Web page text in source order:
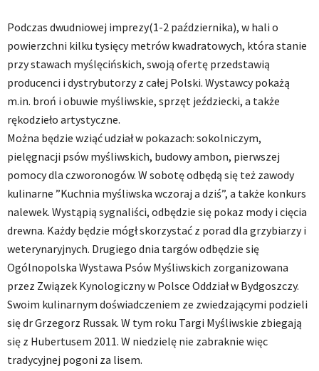
Podczas dwudniowej imprezy(1-2 października), w hali o
powierzchni kilku tysięcy metrów kwadratowych, która stanie
przy stawach myślęcińskich, swoją ofertę przedstawią
producenci i dystrybutorzy z całej Polski. Wystawcy pokażą
m.in. broń i obuwie myśliwskie, sprzęt jeździecki, a także
rękodzieło artystyczne.
Można będzie wziąć udział w pokazach: sokolniczym,
pielęgnacji psów myśliwskich, budowy ambon, pierwszej
pomocy dla czworonogów. W sobotę odbędą się też zawody
kulinarne ”Kuchnia myśliwska wczoraj a dziś”, a także konkurs
nalewek. Wystąpią sygnaliści, odbędzie się pokaz mody i cięcia
drewna. Każdy będzie mógł skorzystać z porad dla grzybiarzy i
weterynaryjnych. Drugiego dnia targów odbędzie się
Ogólnopolska Wystawa Psów Myśliwskich zorganizowana
przez Związek Kynologiczny w Polsce Oddział w Bydgoszczy.
Swoim kulinarnym doświadczeniem ze zwiedzającymi podzieli
się dr Grzegorz Russak. W tym roku Targi Myśliwskie zbiegają
się z Hubertusem 2011. W niedzielę nie zabraknie więc
tradycyjnej pogoni za lisem.